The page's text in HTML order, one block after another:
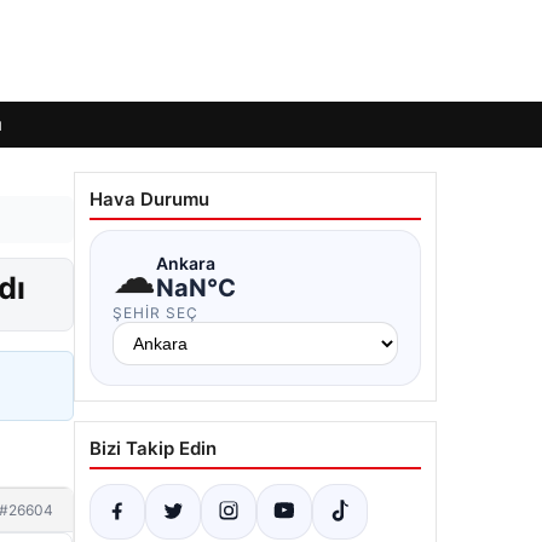
#26604
Hava Durumu
☁Ankara
NaN°C
ŞEHIR SEÇ
Bizi Takip Edin